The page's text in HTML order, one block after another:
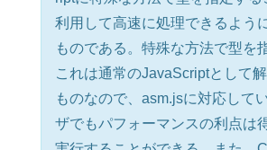
利用して高速に処理できるよう
ものである。特殊な方法で型を
これは通常のJavaScriptとして
ものなので、asm.jsに対応して
ザでもパフォーマンスの利点は